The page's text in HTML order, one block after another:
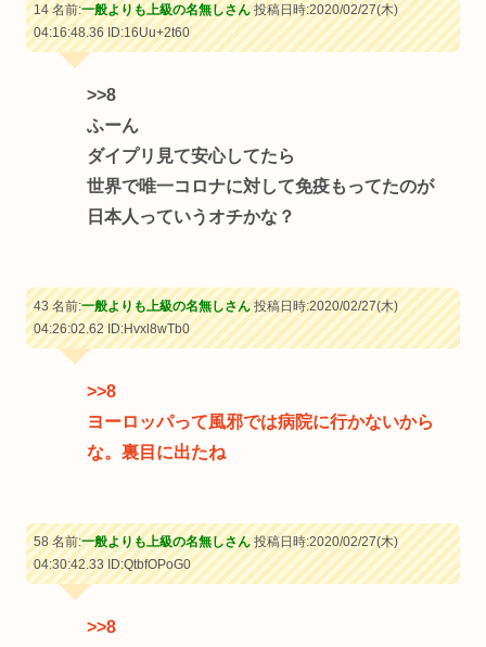
14 名前:一般よりも上級の名無しさん投稿日時:2020/02/27(木)
04:16:48.36ID:16Uu+2t60
>>8
ふーん
ダイプリ見て安心してたら
世界で唯一コロナに対して免疫もってたのが
日本人っていうオチかな？
43 名前:一般よりも上級の名無しさん投稿日時:2020/02/27(木)
04:26:02.62ID:Hvxl8wTb0
>>8
ヨーロッパって風邪では病院に行かないから
な。裏目に出たね
58 名前:一般よりも上級の名無しさん投稿日時:2020/02/27(木)
04:30:42.33ID:QtbfOPoG0
>>8